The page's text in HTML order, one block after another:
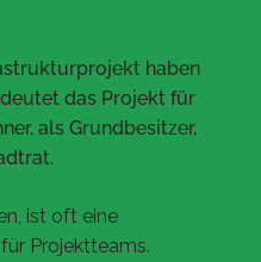
haben
das Projekt für
als Grundbesitzer,
ist oft eine
Projektteams.